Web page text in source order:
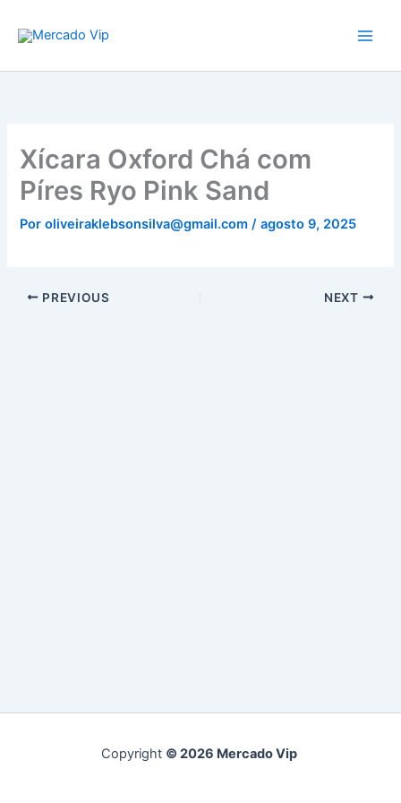
para
conteúdo
Xícara Oxford Chá com
Píres Ryo Pink Sand
Poroliveiraklebsonsilva@gmail.com/agosto 9, 2025
PREVIOUS NEXT
Copyright © 2026 Mercado Vip